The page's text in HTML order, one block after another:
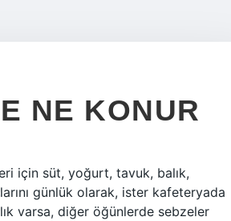
NE KONUR
için süt, yoğurt, tavuk, balık,
günlük olarak, ister kafeteryada
varsa, diğer öğünlerde sebzeler